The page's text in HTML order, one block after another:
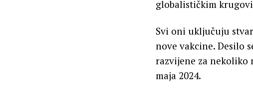
globalističkim
Svi oni uključuju
nove vakcine. Desilo
razvijene za nekoliko
maja 2024.